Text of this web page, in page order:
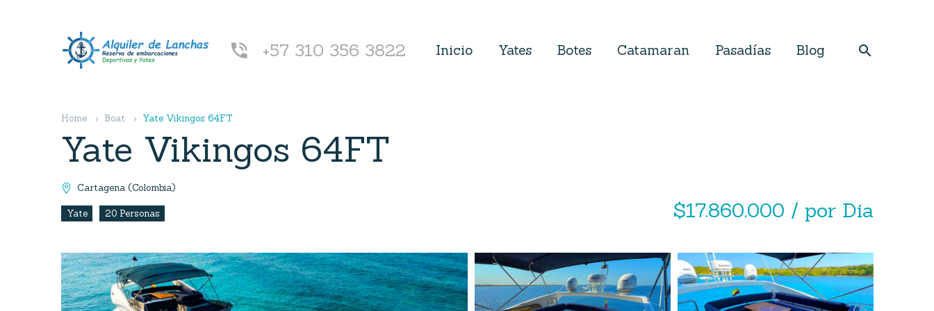

 +57 310 356 3822 Inicio Yates Botes Catamaran Pasadías Blog
Home Boat Yate Vikingos 64FT
Yate Vikingos 64FT
 Cartagena (Colombia)
Yate 20 Personas $17.860.000 / por Dia